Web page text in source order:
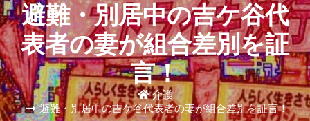
避難・別居中の吉ケ谷代
表者の妻が組合差別を証
言！
介護
避難・別居中の吉ケ谷代表者の妻が組合差別を証言！